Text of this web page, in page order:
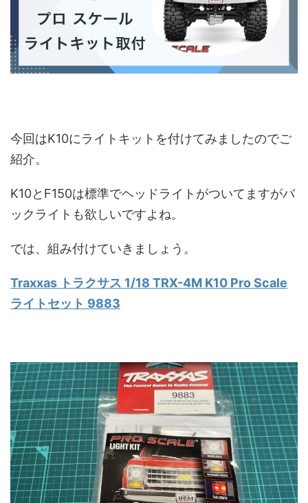
今回はK10にライトキットを付けてみましたのでご
紹介。
K10とF150は標準でヘッドライトがついてますがバ
ックライトも欲しいですよね。
では、組み付けていきましょう。
Traxxas トラクサス 1/18 TRX-4M K10 Pro Scale
ライトセット 9883